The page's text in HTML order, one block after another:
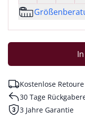
Kostenlose Retoure
30 Tage
3 Jahre Garantie